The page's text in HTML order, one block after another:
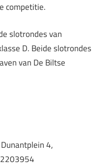
competitie.
slotrondes van
D. Beide slotrondes
van De Biltse
4,